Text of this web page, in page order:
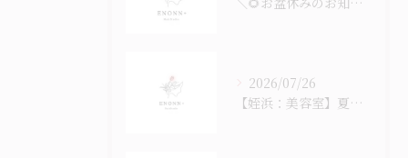
2026/07/26
【姪浜：美容室】夏のヘッドスパ始まっています